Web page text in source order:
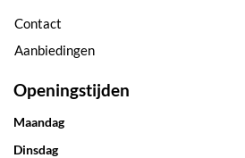
Contact
Aanbiedingen
Openingstijden
Maandag
Dinsdag